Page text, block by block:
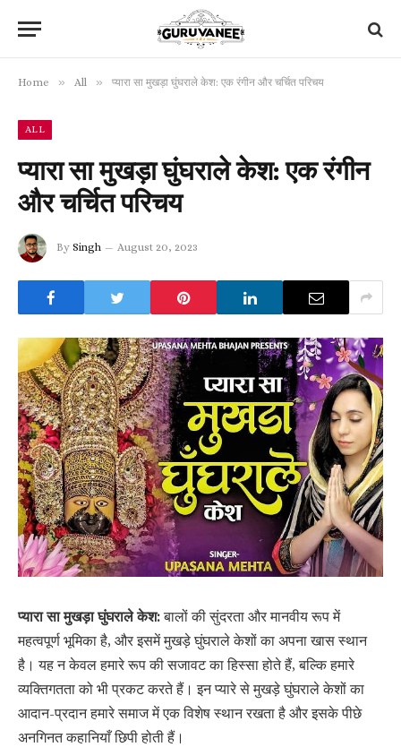
Home » All » प्यारा सा मुखड़ा घुंघराले केश: एक रंगीन और चर्चित परिचय
ALL
प्यारा सा मुखड़ा घुंघराले केश: एक रंगीन
और चर्चित परिचय
By Singh August 20, 2023
प्यारा सा मुखड़ा घुंघराले केश:बालों की सुंदरता और मानवीय रूप में
महत्वपूर्ण भूमिका है, और इसमें मुखड़े घुंघराले केशों का अपना खास स्थान
है। यह न केवल हमारे रूप की सजावट का हिस्सा होते हैं, बल्कि हमारे
व्यक्तिगतता को भी प्रकट करते हैं। इन प्यारे से मुखड़े घुंघराले केशों का
आदान-प्रदान हमारे समाज में एक विशेष स्थान रखता है और इसके पीछे
अनगिनत कहानियाँ छिपी होती हैं।